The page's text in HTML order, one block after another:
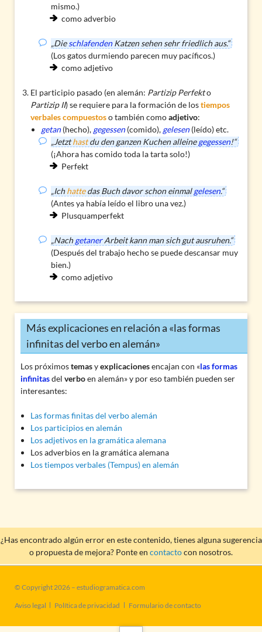
mismo.)
como adverbio
„DieschlafendenKatzen sehen sehr friedlich aus.“
(Los gatos durmiendo parecen muy pacíficos.)
como adjetivo
El participio pasado (en alemán: Partizip Perfekto
Partizip II) se requiere para la formación de lostiempos
verbales compuestoso también comoadjetivo:
getan(hecho), gegessen(comido), gelesen(leído) etc.
„Jetzthastdu den ganzen Kuchen alleinegegessen!“
(¡Ahora has comido toda la tarta solo!)
Perfekt
„Ichhattedas Buch davor schon einmalgelesen.“
(Antes ya había leído el libro una vez.)
Plusquamperfekt
„NachgetanerArbeit kann man sich gut ausruhen.“
(Después del trabajo hecho se puede descansar muy
bien.)
como adjetivo
Más explicaciones en relación a «las formas
infinitas del verbo en alemán»
Los próximostemasyexplicacionesencajan con «las formas
infinitasdel verboen alemán» y por eso también pueden ser
interesantes:
Las formas finitas del verbo alemán
Los participios en alemán
Los adjetivos en la gramática alemana
Los adverbios en la gramática alemana
Los tiempos verbales (Tempus) en alemán
¿Has encontrado algún error en este contenido, tienes alguna sugerencia
o propuesta de mejora? Ponte en contactocon nosotros.
© Copyright 2026 – estudiogramatica.com
Saltar
Aviso legal Política de privacidad Formulario de contacto